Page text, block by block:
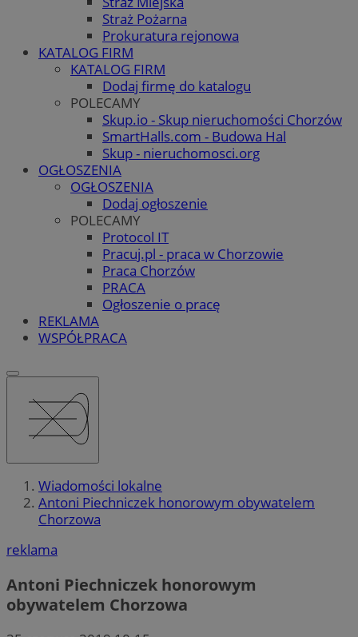
Straż Pożarna
Prokuratura rejonowa
KATALOG FIRM
KATALOG FIRM
Dodaj firmę do katalogu
POLECAMY
Skup.io - Skup nieruchomości Chorzów
SmartHalls.com - Budowa Hal
Skup - nieruchomosci.org
OGŁOSZENIA
OGŁOSZENIA
Dodaj ogłoszenie
POLECAMY
Protocol IT
Pracuj.pl - praca w Chorzowie
Praca Chorzów
PRACA
Ogłoszenie o pracę
REKLAMA
WSPÓŁPRACA
Wiadomości lokalne
Antoni Piechniczek honorowym obywatelem
Chorzowa
reklama
Antoni Piechniczek honorowym
obywatelem Chorzowa